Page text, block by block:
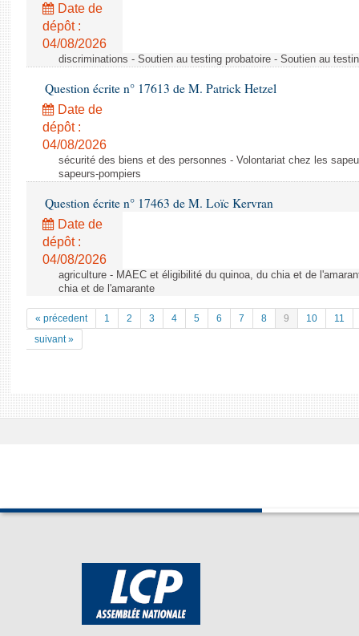
Date de
dépôt :
04/08/2026
discriminations - Soutien au testing probatoire - Soutien au
Question écrite n° 17613 de M. Patrick Hetzel
Date de
dépôt :
04/08/2026
sécurité des biens et des personnes - Volontariat chez les
sapeurs-pompiers
Question écrite n° 17463 de M. Loïc Kervran
Date de
dépôt :
04/08/2026
agriculture - MAEC et éligibilité du quinoa, du chia et de
chia et de l'amarante
« précedent 1 2 3 4 5 6 7 8 9 10
11
suivant »